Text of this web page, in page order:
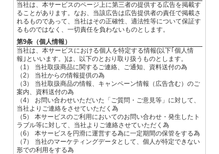
当社は、本サービスのページ上に第三者の提供する広告を掲載す
ることがあります。なお、当該広告は広告提供者の責任で掲載さ
れるものであって、当社はその正確性、適法性等について保証す
るものではなく、一切責任を負わないものとします。
第9条（個人情報）
当社は、本サービスにおける個人を特定する情報(以下｢個人情
報｣といいます。)は、以下のとおり取り扱うものとします。
（1） 当社取扱商品に関するご連絡、ご通知、資料送付の為
（2） 当社からの情報提供の為
（3） 当社取扱商品の情報、キャンペーン情報（広告含む）のご
案内、資料送付の為
（4） お問い合わせいただいた「ご質問・ご意見等」に対して、
当社よりご連絡をさせていただく為
（5） 本サービスのご利用においてのお問い合わせ・発生したト
ラブル等に対して、当社よりご連絡させていただく為
（6） 本サービスを円滑に運営する為に一定期間の保管をする為
（7） 当社のマーケティングデータとして、個人が特定できない
形での利用をする為